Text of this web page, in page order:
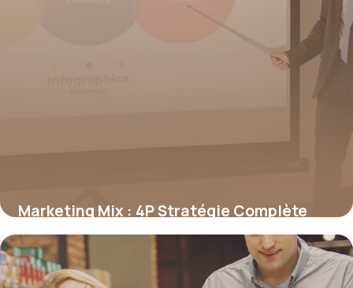
Marketing Mix : 4P Stratégie Complète
2026
19 juin 2026